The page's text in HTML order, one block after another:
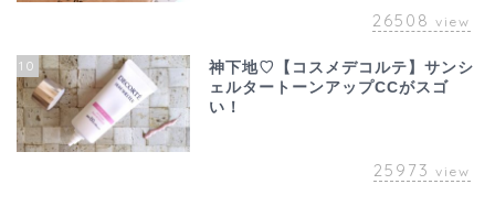
26508 view
10
神下地♡【コスメデコルテ】サンシ
ェルタートーンアップCCがスゴ
い！
25973 view